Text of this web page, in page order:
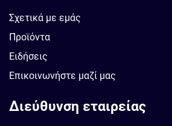
Σχετικά με εμάς
Προϊόντα
Ειδήσεις
Επικοινωνήστε μαζί μας
Διεύθυνση εταιρείας